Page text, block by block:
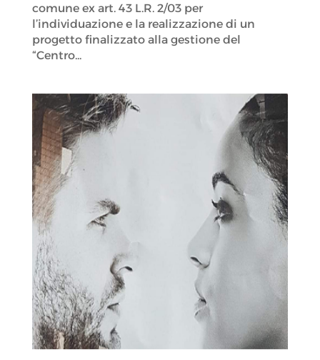
comune ex art. 43 L.R. 2/03 per
l’individuazione e la realizzazione di un
progetto finalizzato alla gestione del
“Centro...